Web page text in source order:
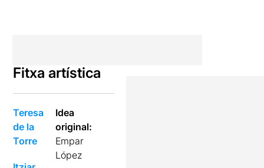
Fitxa artística
Teresa
de la
Torre
Idea
original:
Empar
López